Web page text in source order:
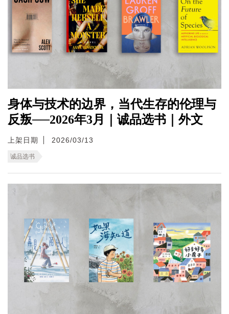
身体与技术的边界，当代生存的伦理与
反叛──2026年3月｜诚品选书｜外文
上架日期 2026/03/13
诚品选书